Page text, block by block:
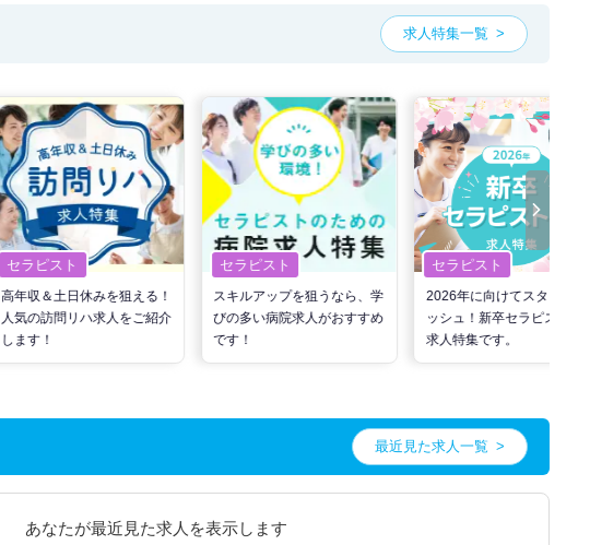
求人特集一覧
セラピスト
高年収＆土日休みを狙える！
人気の訪問リハ求人をご紹介
します！
セラピスト
スキルアップを狙うなら、学
びの多い病院求人がおすすめ
です！
セラピスト
2026年に向けてスタートダ
ッシュ！新卒セラピスト向け
求人特集です。
最近見た求人一覧
あなたが最近見た求人を表示します